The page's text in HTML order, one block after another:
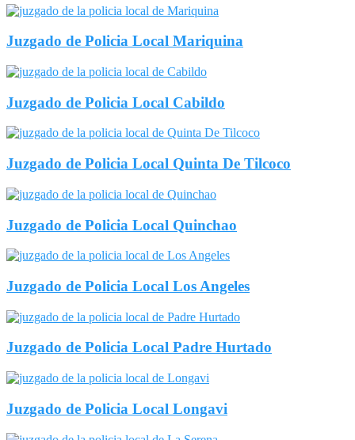
Juzgado de Policia Local Mariquina
Juzgado de Policia Local Cabildo
Juzgado de Policia Local Quinta De Tilcoco
Juzgado de Policia Local Quinchao
Juzgado de Policia Local Los Angeles
Juzgado de Policia Local Padre Hurtado
Juzgado de Policia Local Longavi